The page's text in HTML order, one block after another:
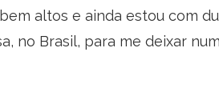
altos e ainda estou com
no Brasil, para me deixar